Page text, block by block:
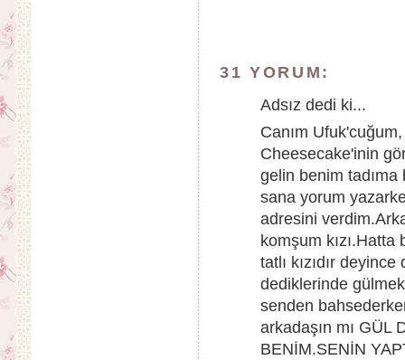
31 YORUM:
Adsız dedi ki...
Canım Ufuk'cuğum,
Cheesecake'inin
gelin benim
sana yorum
adresini
komşum
tatlı kızıdır
dediklerinde
senden
arkadaşın mı GÜL
BENİM.SENİN